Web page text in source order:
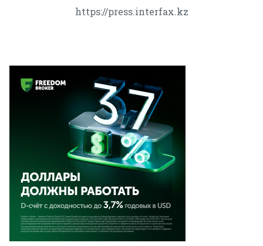
https://press.interfax.kz